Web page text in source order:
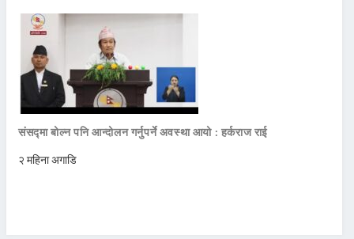
संसद्मा बोल्न पनि आन्दोलन गर्नुपर्ने अवस्था आयो : हर्कराज राई
२ महिना अगाडि